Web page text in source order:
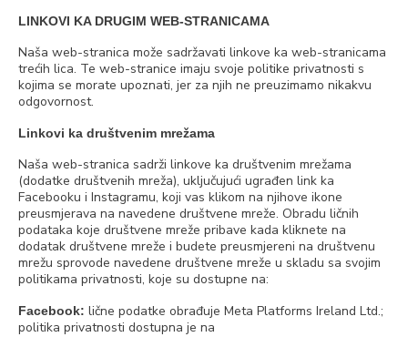
LINKOVI KA DRUGIM WEB-STRANICAMA
Naša web-stranica može sadržavati linkove ka web-stranicama
trećih lica. Te web-stranice imaju svoje politike privatnosti s
kojima se morate upoznati, jer za njih ne preuzimamo nikakvu
odgovornost.
Linkovi ka društvenim mrežama
Naša web-stranica sadrži linkove ka društvenim mrežama
(dodatke društvenih mreža), uključujući ugrađen link ka
Facebooku i Instagramu, koji vas klikom na njihove ikone
preusmjerava na navedene društvene mreže. Obradu ličnih
podataka koje društvene mreže pribave kada kliknete na
dodatak društvene mreže i budete preusmjereni na društvenu
mrežu sprovode navedene društvene mreže u skladu sa svojim
politikama privatnosti, koje su dostupne na:
Facebook: lične podatke obrađuje Meta Platforms Ireland Ltd.;
politika privatnosti dostupna je na